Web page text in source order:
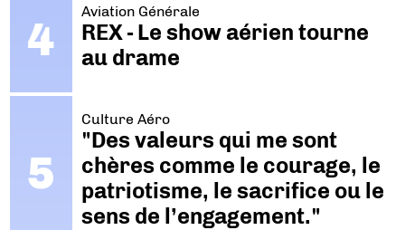
Aviation Générale
REX - Le show aérien tourne
au drame
Culture Aéro
"Des valeurs qui me sont
chères comme le courage, le
patriotisme, le sacrifice ou le
sens de l’engagement."